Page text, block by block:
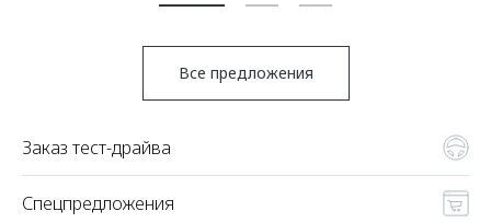
Все предложения
Заказ тест-драйва
Спецпредложения